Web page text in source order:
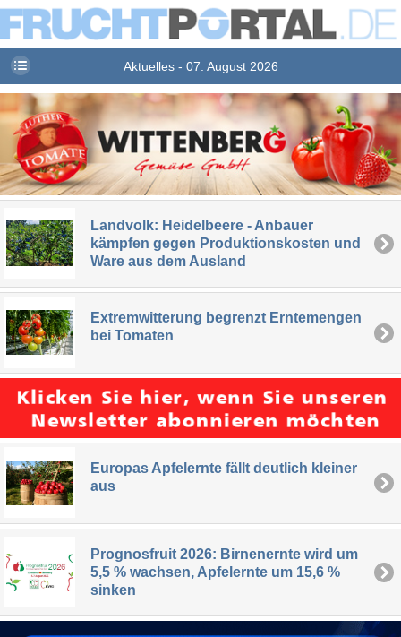
Aktuelles - 07. August 2026
Landvolk: Heidelbeere - Anbauer
kämpfen gegen Produktionskosten und
Ware aus dem Ausland
Extremwitterung begrenzt Erntemengen
bei Tomaten
Europas Apfelernte fällt deutlich kleiner
aus
Prognosfruit 2026: Birnenernte wird um
5,5 % wachsen, Apfelernte um 15,6 %
sinken